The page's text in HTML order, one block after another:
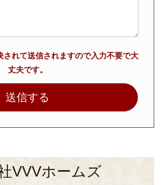
れて送信されますので入力不要で大
丈夫です。
VVVホームズ